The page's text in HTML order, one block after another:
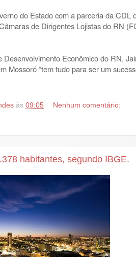
do Estado com a parceria da CDL
de Dirigentes Lojistas do RN
Desenvolvimento Econômico do RN,
Mossoró “tem tudo para ser um
às 09:05 Nenhum comentário:
habitantes, segundo IBGE.